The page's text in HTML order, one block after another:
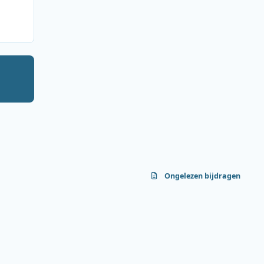
Ongelezen bijdragen